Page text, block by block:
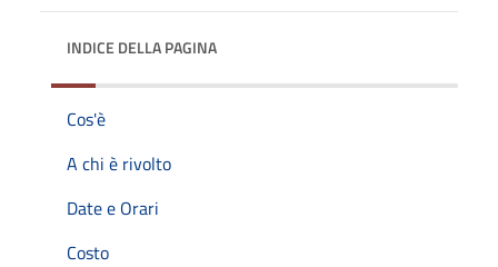
INDICE DELLA PAGINA
Cos'è
A chi è rivolto
Date e Orari
Costo